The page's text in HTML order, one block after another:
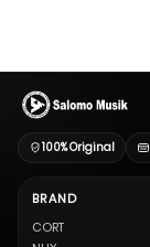
100% Original
BRAND
CORT